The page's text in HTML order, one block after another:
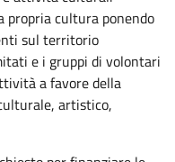
propria cultura ponendo
sul territorio
e i gruppi di volontari
a favore della
artistico,